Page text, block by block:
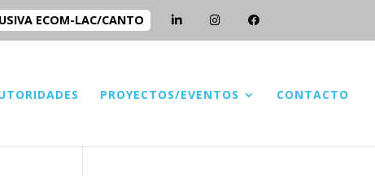
ECOM-LAC/CANTO
PROYECTOS/EVENTOS CONTACTO